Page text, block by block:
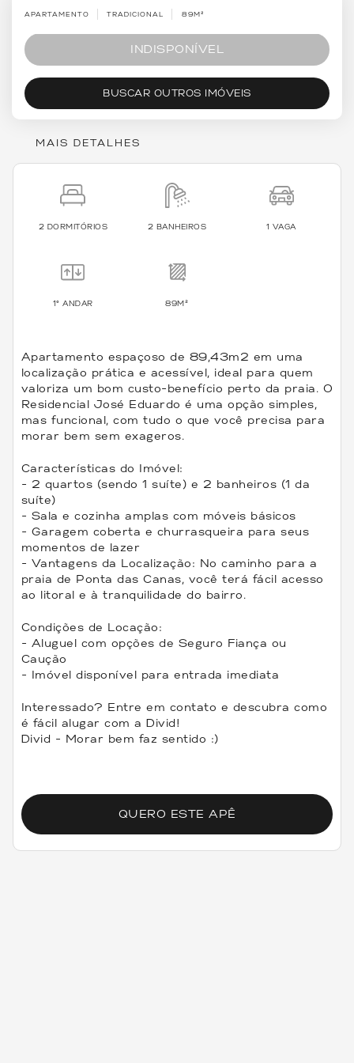
APARTAMENTO TRADICIONAL 89M²
INDISPONÍVEL
BUSCAR OUTROS IMÓVEIS
MAIS DETALHES
2 DORMITÓRIOS 2 BANHEIROS 1 VAGA
1º ANDAR 89M²
Apartamento espaçoso de 89,43m2 em uma
localização prática e acessível, ideal para quem
valoriza um bom custo-benefício perto da praia. O
Residencial José Eduardo é uma opção simples,
mas funcional, com tudo o que você precisa para
morar bem sem exageros.
Características do Imóvel:
- 2 quartos (sendo 1 suíte) e 2 banheiros (1 da
suíte)
- Sala e cozinha amplas com móveis básicos
- Garagem coberta e churrasqueira para seus
momentos de lazer
- Vantagens da Localização: No caminho para a
praia de Ponta das Canas, você terá fácil acesso
ao litoral e à tranquilidade do bairro.
Condições de Locação:
- Aluguel com opções de Seguro Fiança ou
Caução
- Imóvel disponível para entrada imediata
Interessado? Entre em contato e descubra como
é fácil alugar com a Divid!
Divid - Morar bem faz sentido :)
QUERO ESTE APÊ